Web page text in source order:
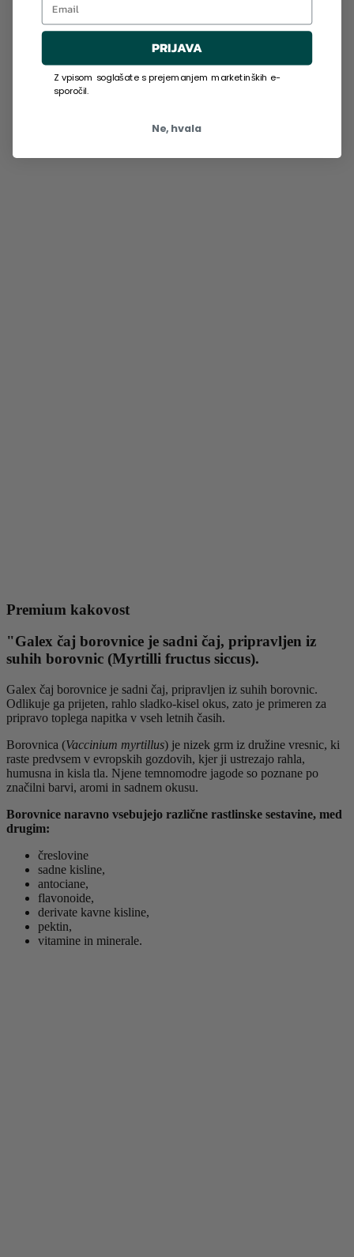
Premium kakovost
"Galex čaj borovnice je sadni čaj, pripravljen iz
suhih borovnic (Myrtilli fructus siccus).
Galex čaj borovnice je sadni čaj, pripravljen iz suhih borovnic.
Odlikuje ga prijeten, rahlo sladko-kisel okus, zato je primeren za
pripravo toplega napitka v vseh letnih časih.
Borovnica (Vaccinium myrtillus) je nizek grm iz družine vresnic, ki
raste predvsem v evropskih gozdovih, kjer ji ustrezajo rahla,
humusna in kisla tla. Njene temnomodre jagode so poznane po
značilni barvi, aromi in sadnem okusu.
Borovnice naravno vsebujejo različne rastlinske sestavine, med
drugim:
čreslovine
sadne kisline,
antociane,
flavonoide,
derivate kavne kisline,
pektin,
vitamine in minerale.
PRIJAVA
Z vpisom soglašate s prejemanjem marketinških e-
sporočil.
Ne, hvala